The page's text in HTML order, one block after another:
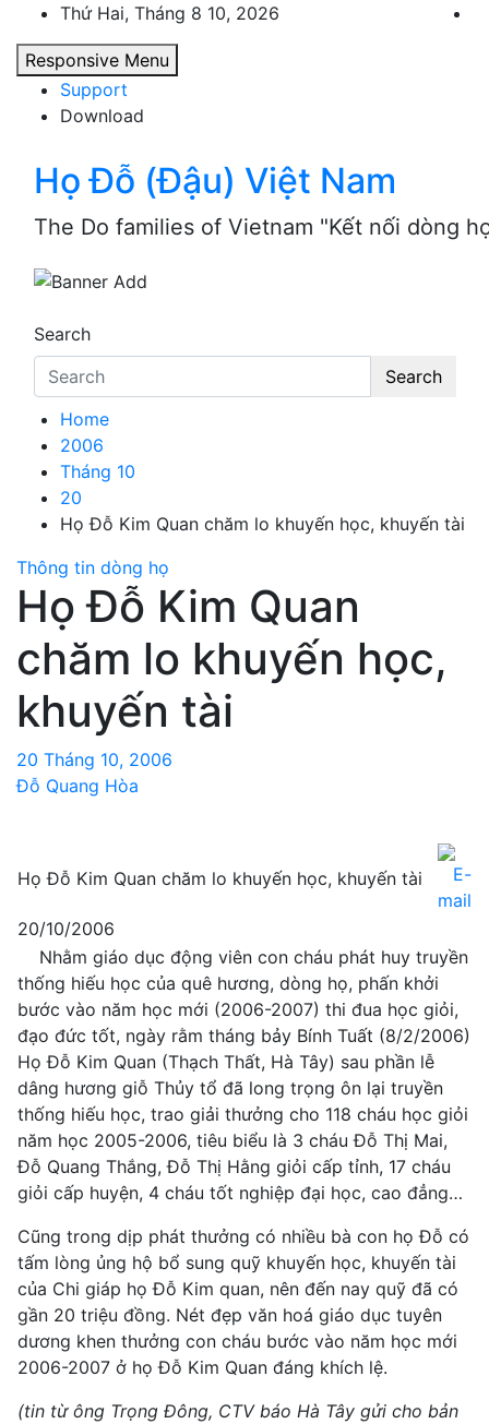
content
Thứ Hai, Tháng 8 10, 2026
Responsive Menu
Support
Download
Họ Đỗ (Đậu) Việt Nam
The Do families of Vietnam "Kết nối dòng
Search
Search
Home
2006
Tháng 10
20
Họ Đỗ Kim Quan chăm lo khuyến học, khuyến tài
Thông tin dòng họ
Họ Đỗ Kim Quan
chăm lo khuyến học,
khuyến tài
20 Tháng 10, 2006
Đỗ Quang Hòa
Họ Đỗ Kim Quan chăm lo khuyến học, khuyến tài
20/10/2006
Nhằm giáo dục động viên con cháu phát huy truyền
thống hiếu học của quê hương, dòng họ, phấn khởi
bước vào năm học mới (2006-2007) thi đua học giỏi,
đạo đức tốt, ngày rằm tháng bảy Bính Tuất (8/2/2006)
Họ Đỗ Kim Quan (Thạch Thất, Hà Tây) sau phần lễ
dâng hương giỗ Thủy tổ đã long trọng ôn lại truyền
thống hiếu học, trao giải thưởng cho 118 cháu học giỏi
năm học 2005-2006, tiêu biểu là 3 cháu Đỗ Thị Mai,
Đỗ Quang Thắng, Đỗ Thị Hằng giỏi cấp tỉnh, 17 cháu
giỏi cấp huyện, 4 cháu tốt nghiệp đại học, cao đẳng…
Cũng trong dịp phát thưởng có nhiều bà con họ Đỗ có
tấm lòng ủng hộ bổ sung quỹ khuyến học, khuyến tài
của Chi giáp họ Đỗ Kim quan, nên đến nay quỹ đã có
gần 20 triệu đồng. Nét đẹp văn hoá giáo dục tuyên
dương khen thưởng con cháu bước vào năm học mới
2006-2007 ở họ Đỗ Kim Quan đáng khích lệ.
(tin từ ông Trọng Đông, CTV báo Hà Tây gửi cho bản